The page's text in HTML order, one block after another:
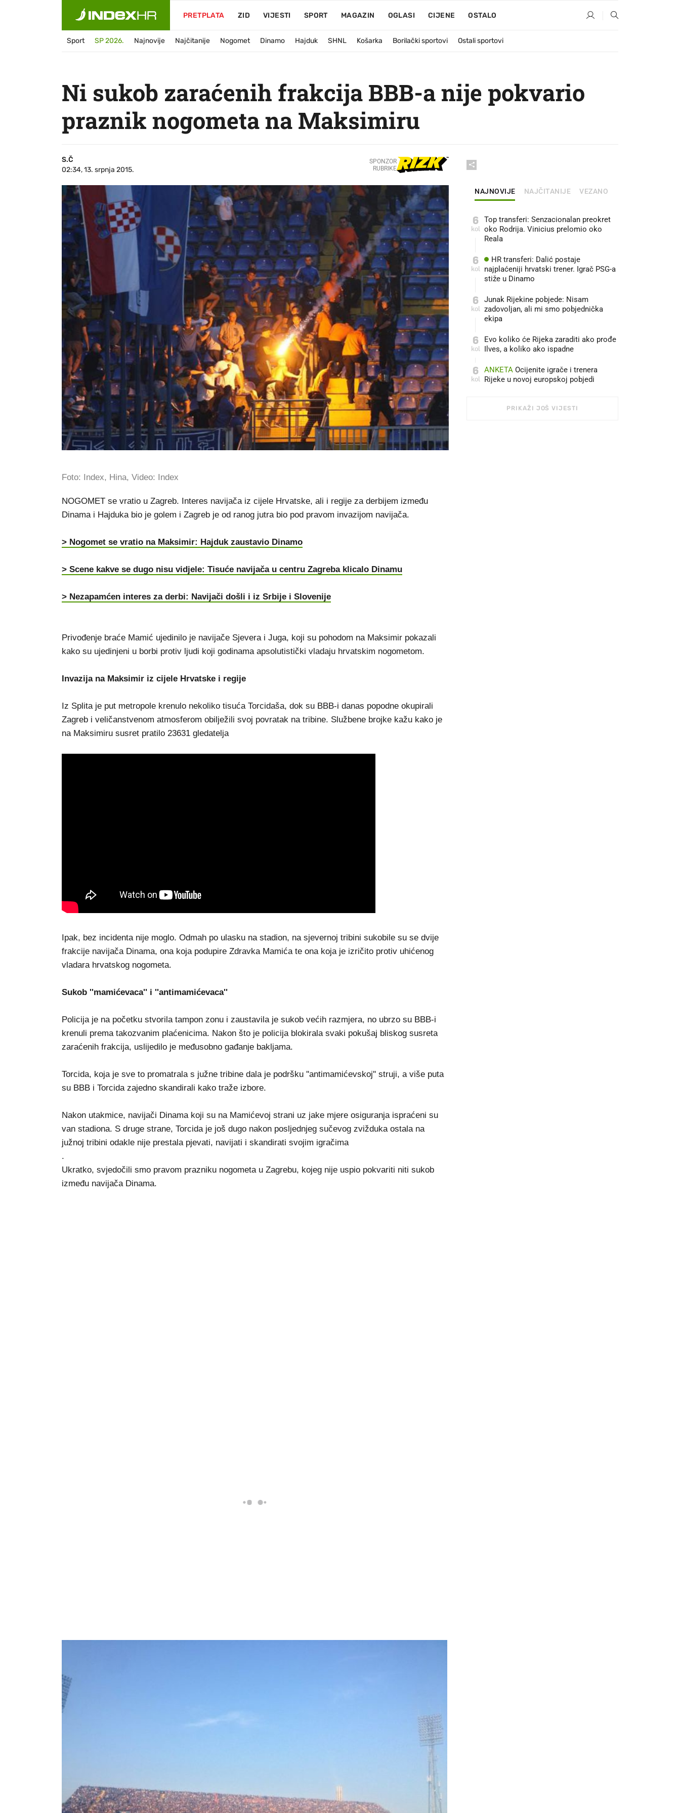
PRETPLATA ZID VIJESTI SPORT MAGAZIN OGLASI CIJENE OSTALO
Sport SP 2026. Najnovije Najčitanije Nogomet Dinamo Hajduk SHNL Košarka Borilački sportovi Ostali sportovi
Ni sukob zaraćenih frakcija BBB-a nije pokvario
praznik nogometa na Maksimiru
S.Č
02:34, 13. srpnja 2015.
SPONZOR
RUBRIKE
Foto: Index, Hina, Video: Index
NOGOMET se vratio u Zagreb. Interes navijača iz cijele Hrvatske, ali i regije za derbijem između
Dinama i Hajduka bio je golem i Zagreb je od ranog jutra bio pod pravom invazijom navijača.
> Nogomet se vratio na Maksimir: Hajduk zaustavio Dinamo
> Scene kakve se dugo nisu vidjele: Tisuće navijača u centru Zagreba klicalo Dinamu
> Nezapamćen interes za derbi: Navijači došli i iz Srbije i Slovenije
Privođenje braće Mamić ujedinilo je navijače Sjevera i Juga, koji su pohodom na Maksimir pokazali
kako su ujedinjeni u borbi protiv ljudi koji godinama apsolutistički vladaju hrvatskim nogometom.
Invazija na Maksimir iz cijele Hrvatske i regije
Iz Splita je put metropole krenulo nekoliko tisuća Torcidaša, dok su BBB-i danas popodne okupirali
Zagreb i veličanstvenom atmosferom obilježili svoj povratak na tribine. Službene brojke kažu kako je
na Maksimiru susret pratilo 23631 gledatelja
Ipak, bez incidenta nije moglo. Odmah po ulasku na stadion, na sjevernoj tribini sukobile su se dvije
frakcije navijača Dinama, ona koja podupire Zdravka Mamića te ona koja je izričito protiv uhićenog
vladara hrvatskog nogometa.
Sukob ''mamićevaca'' i ''antimamićevaca''
Policija je na početku stvorila tampon zonu i zaustavila je sukob većih razmjera, no ubrzo su BBB-i
krenuli prema takozvanim plaćenicima. Nakon što je policija blokirala svaki pokušaj bliskog susreta
zaraćenih frakcija, uslijedilo je međusobno gađanje bakljama.
Torcida, koja je sve to promatrala s južne tribine dala je podršku ''antimamićevskoj'' struji, a više puta
su BBB i Torcida zajedno skandirali kako traže izbore.
Nakon utakmice, navijači Dinama koji su na Mamićevoj strani uz jake mjere osiguranja ispraćeni su
van stadiona. S druge strane, Torcida je još dugo nakon posljednjeg sučevog zvižduka ostala na
južnoj tribini odakle nije prestala pjevati, navijati i skandirati svojim igračima
.
Ukratko, svjedočili smo pravom prazniku nogometa u Zagrebu, kojeg nije uspio pokvariti niti sukob
između navijača Dinama.
NAJNOVIJE NAJČITANIJE VEZANO
6
kol
Top transferi: Senzacionalan preokret
oko Rodrija. Vinicius prelomio oko
Reala
6
kol
HR transferi: Dalić postaje
najplaćeniji hrvatski trener. Igrač PSG-a
stiže u Dinamo
6
kol
Junak Rijekine pobjede: Nisam
zadovoljan, ali mi smo pobjednička
ekipa
6
kol
Evo koliko će Rijeka zaraditi ako prođe
Ilves, a koliko ako ispadne
6
kol
ANKETA Ocijenite igrače i trenera
Rijeke u novoj europskoj pobjedi
PRIKAŽI JOŠ VIJESTI